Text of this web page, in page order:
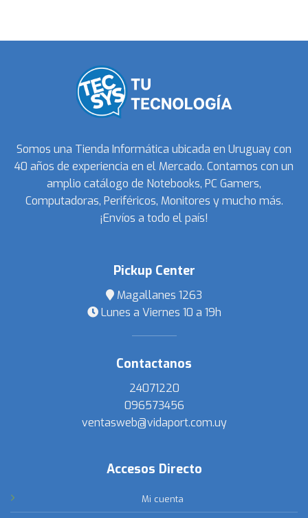
Somos una Tienda Informática ubicada en Uruguay con
40 años de experiencia en el Mercado. Contamos con un
amplio catálogo de Notebooks, PC Gamers,
Computadoras, Periféricos, Monitores y mucho más.
¡Envíos a todo el país!
Pickup Center
Magallanes 1263
Lunes a Viernes 10 a 19h
Contactanos
24071220
096573456
ventasweb@vidaport.com.uy
Accesos Directo
Mi cuenta